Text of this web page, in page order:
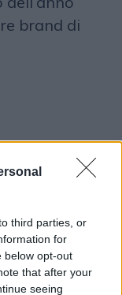
third parties, or
for
below opt-out
that after your
seeing
brand di
piacerti